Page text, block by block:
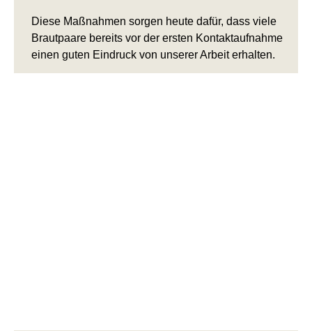
Diese Maßnahmen sorgen heute dafür, dass viele
Brautpaare bereits vor der ersten Kontaktaufnahme
einen guten Eindruck von unserer Arbeit erhalten.